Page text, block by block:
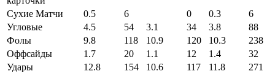
Сухие Матчи
0.5 6 0 0.3
6
Угловые
4.5 54 3.1 34 3.8
88
Фолы
9.8 118 10.9 120 10.3
238
Оффсайды
1.7 20 1.1 12 1.4
32
Удары
12.8 154 10.6 117 11.8
271